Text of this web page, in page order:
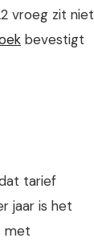
vroeg zit niet
bevestigt
tarief
jaar is het
met